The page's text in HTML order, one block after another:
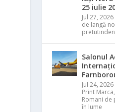
25 iulie
Jul 27, 2026
de langă
Salonul
Jul 24, 2026
Print Marca,
Romani de
în lume